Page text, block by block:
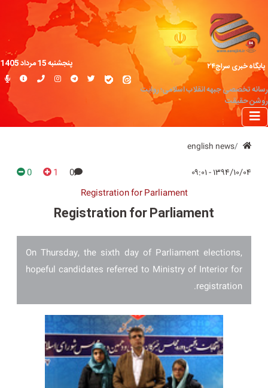
پایگاه خبری سراج۲۴
رسانه تخصصی جبهه انقلاب اسلامی؛ روایت
روشن حقیقت
پنجشنبه 15 مرداد 1405
english news
۱۳۹۴/۱۰/۰۴ - ۰۹:۰۱ 0
1
0
Registration for Parliament
Registration for Parliament
On Thursday, the sixth day of Parliament elections,
hopeful candidates referred to Ministry of Interior for
registration.